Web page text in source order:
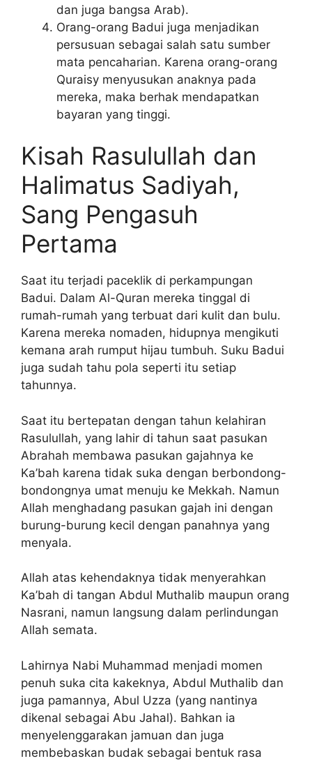
dan juga bangsa Arab).
Orang-orang Badui juga menjadikan
persusuan sebagai salah satu sumber
mata pencaharian. Karena orang-orang
Quraisy menyusukan anaknya pada
mereka, maka berhak mendapatkan
bayaran yang tinggi.
Kisah Rasulullah dan
Halimatus Sadiyah,
Sang Pengasuh
Pertama
Saat itu terjadi paceklik di perkampungan
Badui. Dalam Al-Quran mereka tinggal di
rumah-rumah yang terbuat dari kulit dan bulu.
Karena mereka nomaden, hidupnya mengikuti
kemana arah rumput hijau tumbuh. Suku Badui
juga sudah tahu pola seperti itu setiap
tahunnya.
Saat itu bertepatan dengan tahun kelahiran
Rasulullah, yang lahir di tahun saat pasukan
Abrahah membawa pasukan gajahnya ke
Ka’bah karena tidak suka dengan berbondong-
bondongnya umat menuju ke Mekkah. Namun
Allah menghadang pasukan gajah ini dengan
burung-burung kecil dengan panahnya yang
menyala.
Allah atas kehendaknya tidak menyerahkan
Ka’bah di tangan Abdul Muthalib maupun orang
Nasrani, namun langsung dalam perlindungan
Allah semata.
Lahirnya Nabi Muhammad menjadi momen
penuh suka cita kakeknya, Abdul Muthalib dan
juga pamannya, Abul Uzza (yang nantinya
dikenal sebagai Abu Jahal). Bahkan ia
menyelenggarakan jamuan dan juga
membebaskan budak sebagai bentuk rasa